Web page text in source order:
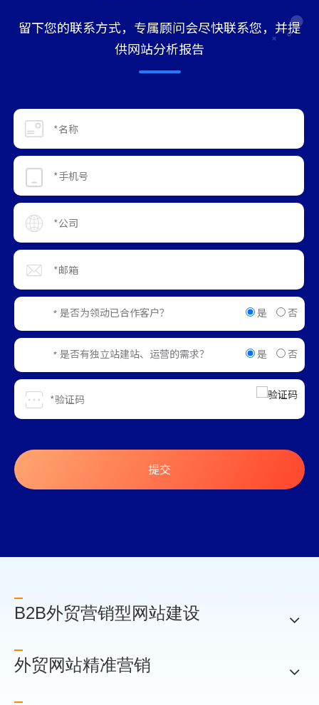
留下您的联系方式，专属顾问会尽快联系您，并提
供网站分析报告
* 是否为领动已合作客户？ 是 否
* 是否有独立站建站、运营的需求？ 是 否
提交
B2B外贸营销型网站建设
外贸网站精准营销